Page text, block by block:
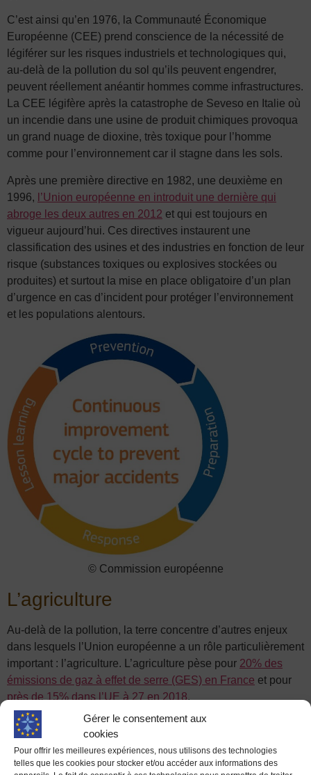
Gérer le consentement aux
cookies
Pour offrir les meilleures expériences, nous utilisons des technologies
telles que les cookies pour stocker et/ou accéder aux informations des
C’est ainsi qu’en 1976, la Communauté Économique
Européenne (CEE) prend conscience de la nécessité de
légiférer sur les risques industriels et technologiques qui,
au-delà de la pollution du sol qu’ils peuvent engendrer,
peuvent réellement anéantir hommes comme infrastructures.
La CEE légifère après la catastrophe de Seveso en Italie où
un incendie dans une usine de produit chimiques provoqua
un grand nuage de dioxine, très toxique pour l’homme
comme pour l’environnement car il stagne dans les sols.
Après une première directive en 1982, une deuxième en
1996, l’Union européenne en introduit une dernière qui
abroge les deux autres en 2012 et qui est toujours en
vigueur aujourd’hui. Ces directives instaurent une
classification des usines et des industries en fonction de leur
risque (substances toxiques ou explosives stockées ou
produites) et surtout la mise en place obligatoire d’un plan
d’urgence en cas d’incident pour protéger l’environnement
et les populations alentours.
© Commission européenne
L’agriculture
Au-delà de la pollution, la terre concentre d’autres enjeux
dans lesquels l’Union européenne a un rôle particulièrement
important : l’agriculture. L’agriculture pèse pour 20% des
émissions de gaz à effet de serre (GES) en France et pour
près de 15% dans l’UE à 27 en 2018.